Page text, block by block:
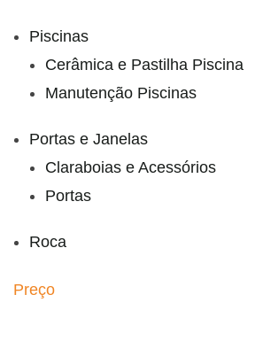
Piscinas
Cerâmica e Pastilha Piscina
Manutenção Piscinas
Portas e Janelas
Claraboias e Acessórios
Portas
Roca
Preço